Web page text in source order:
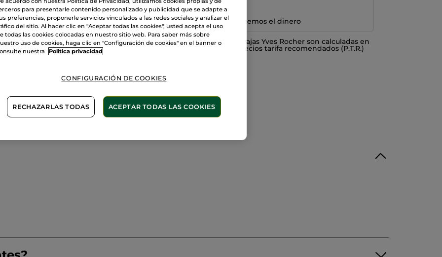
Pago Seguro
Satisfecho o te devolvemos el dinero
Las promociones o ventajas Yves Rocher son calculadas en
comparación con los Precios tarifa recomendados (P.T.R.)
para presentarle contenido personalizado y publicidad que se adapte a
preferencias, proponerle servicios vinculados a las redes sociales y analizar el
del sitio. Al hacer clic en "Aceptar todas las cookies", usted acepta el uso
todas las cookies colocadas en nuestro sitio web. Para saber más sobre
uso de cookies, haga clic en "Configuración de cookies" en el banner o
nuestra
Politica privacidad
CONFIGURACIÓN DE COOKIES
RECHAZARLAS TODAS ACEPTAR TODAS LAS COOKIES